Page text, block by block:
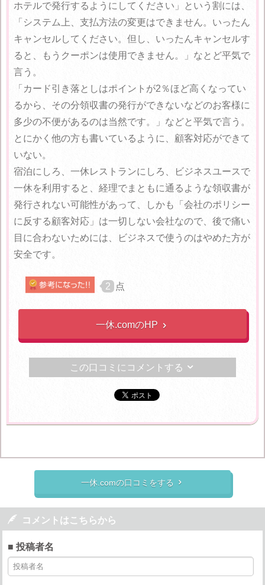
ホテルで発行するようにしてください」という割には、
「システム上、支払方法の変更はできません。いったん
キャンセルしてください。但し、いったんキャンセルす
ると、もうクーポンは使用できません。」なとど平気で
言う。
「カード引き落としはポイントが2％ほど高くなってい
るから、その分領収書の発行ができないなどのお客様に
多少の不便があるのは当然です。」などと平気で言う。
とにかく他の方も書いているように、顧客対応ができて
いない。
宿泊にしろ、一休レストランにしろ、ビジネスユースで
一休を利用すると、経理でまともに通るような領収書が
発行されない可能性があって、しかも「会社のポリシー
に反する顧客対応」は一切しない会社なので、後で痛い
目に合わないためには、ビジネスで使うのはやめた方が
安全です。
2 点
一休.comのHP 
この口コミにコメントする 
一休.comの口コミをする 
 コメントはこちらから
■ 投稿者名